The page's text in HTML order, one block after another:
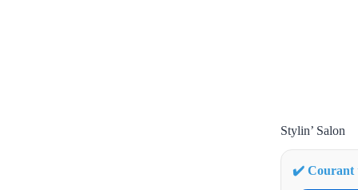
Stylin’ Salon
✔️ Courant